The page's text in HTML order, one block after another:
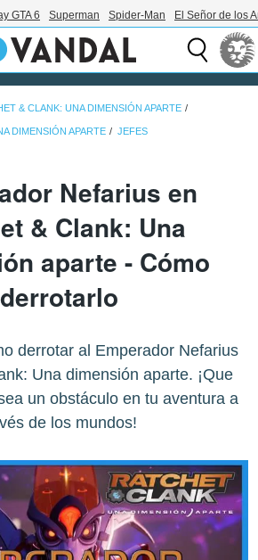
GTA 6 Superman Spider-Man El Señor de los
& CLANK: UNA DIMENSIÓN APARTE
DIMENSIÓN APARTE JEFES
Nefarius en
& Clank: Una
aparte - Cómo
derrotarlo
derrotar al Emperador Nefarius
Una dimensión aparte. ¡Que
un obstáculo en tu aventura a
de los mundos!